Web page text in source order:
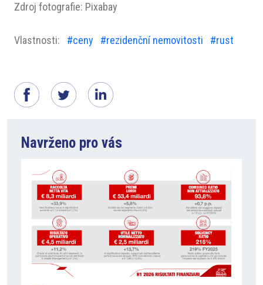
Zdroj fotografie: Pixabay
Vlastnosti: #ceny #rezidenční nemovitosti #rust
Navrženo pro vás